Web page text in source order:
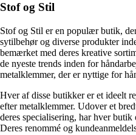
Stof og Stil
Stof og Stil er en populær butik,
sytilbehør og diverse produkter
bemærket med deres kreative
de nyeste trends inden for
metalklemmer, der er nyttige for
Hver af disse butikker er et ideelt
efter metalklemmer. Udover et
deres specialisering, har hver
Deres renommé og